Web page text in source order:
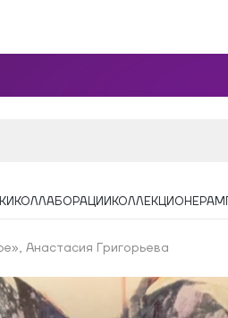
КОЛЛАБОРАЦИИ КОЛЛЕКЦИОНЕРАМ
Анастасия Григорьева